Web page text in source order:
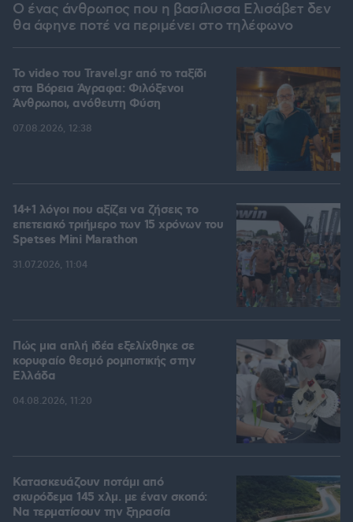
Ο ένας άνθρωπος που η βασίλισσα Ελισάβετ δεν
θα άφηνε ποτέ να περιμένει στο τηλέφωνο
To video του Travel.gr από το ταξίδι
στα Βόρεια Άγραφα: Φιλόξενοι
Άνθρωποι, ανόθευτη Φύση
07.08.2026, 12:38
14+1 λόγοι που αξίζει να ζήσεις το
επετειακό τριήμερο των 15 χρόνων του
Spetses Mini Marathon
31.07.2026, 11:04
Πώς μια απλή ιδέα εξελίχθηκε σε
κορυφαίο θεσμό ρομποτικής στην
Ελλάδα
04.08.2026, 11:20
Κατασκευάζουν ποτάμι από
σκυρόδεμα 145 χλμ. με έναν σκοπό:
Να τερματίσουν την ξηρασία